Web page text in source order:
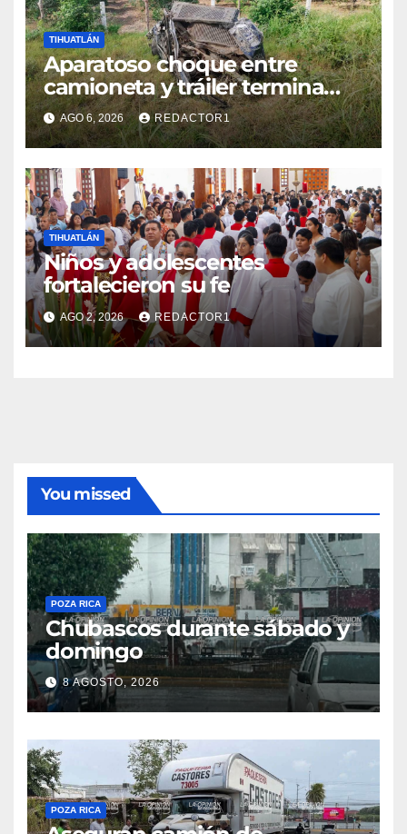
TIHUATLÁN
Aparatoso choque entre
camioneta y tráiler termina
con ambas unidades fuera de
la carretera en Tihuatlán
AGO 6, 2026 REDACTOR1
TIHUATLÁN
Niños y adolescentes
fortalecieron su fe
AGO 2, 2026 REDACTOR1
You missed
POZA RICA
Chubascos durante sábado y
domingo
8 AGOSTO, 2026
POZA RICA